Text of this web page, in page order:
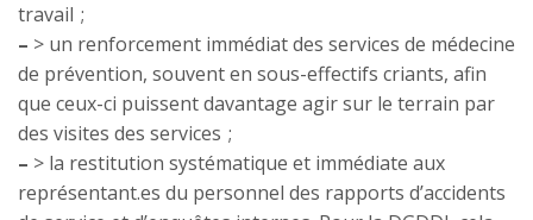
travail ;
– > un renforcement immédiat des services de médecine
de prévention, souvent en sous-effectifs criants, afin
que ceux-ci puissent davantage agir sur le terrain par
des visites des services ;
– > la restitution systématique et immédiate aux
représentant.es du personnel des rapports d’accidents